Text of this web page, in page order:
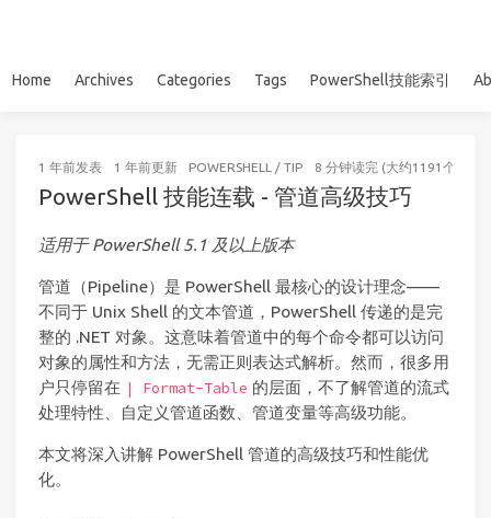
Home Archives Categories Tags PowerShell技能索引
1 年前发表 1 年前更新 POWERSHELL / TIP 8 分钟读完 (大约1191个字)
PowerShell 技能连载 - 管道高级技巧
适用于 PowerShell 5.1 及以上版本
管道（Pipeline）是 PowerShell 最核心的设计理念——
不同于 Unix Shell 的文本管道，PowerShell 传递的是完
整的 .NET 对象。这意味着管道中的每个命令都可以访问
对象的属性和方法，无需正则表达式解析。然而，很多用
户只停留在 | Format-Table 的层面，不了解管道的流式
处理特性、自定义管道函数、管道变量等高级功能。
本文将深入讲解 PowerShell 管道的高级技巧和性能优
化。